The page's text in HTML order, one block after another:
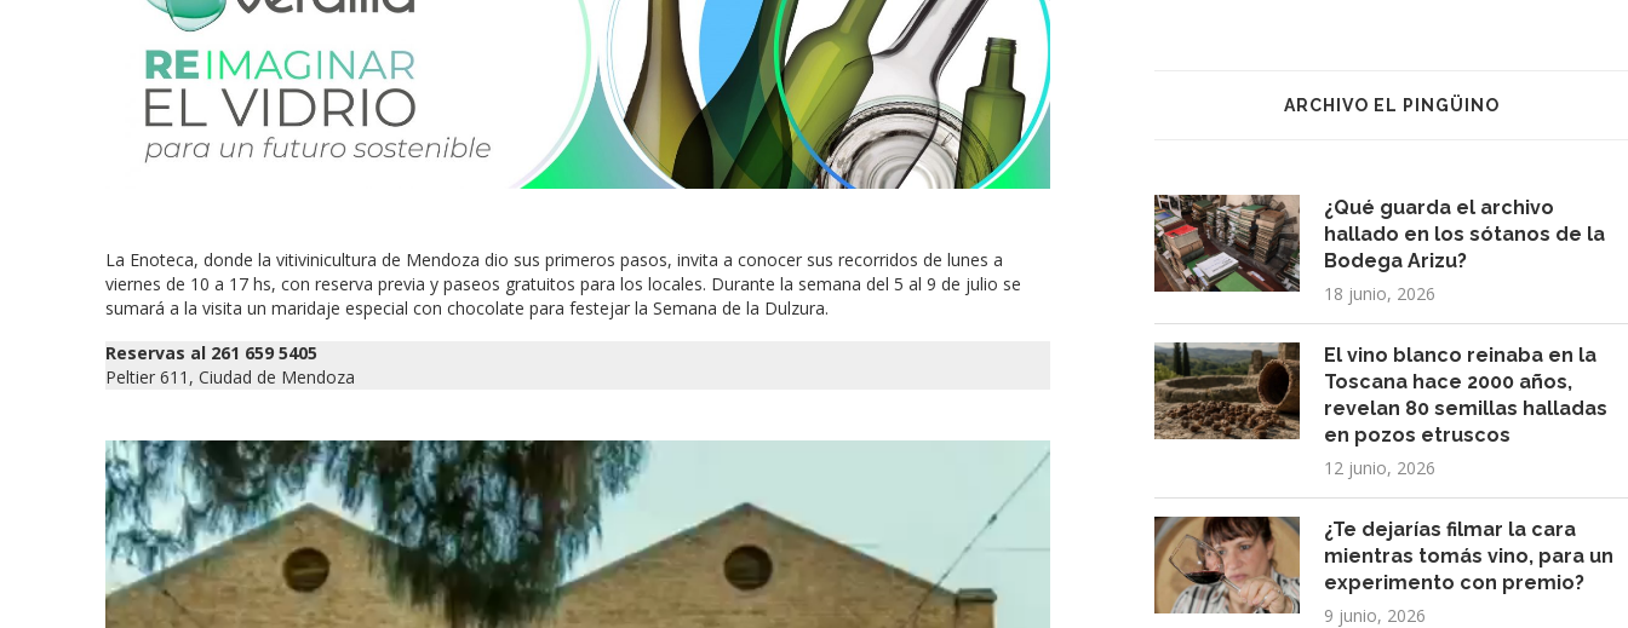
La Enoteca, donde la vitivinicultura de Mendoza dio sus primeros pasos, invita a conocer sus recorridos de lunes a
viernes de 10 a 17 hs, con reserva previa y paseos gratuitos para los locales. Durante la semana del 5 al 9 de julio se
sumará a la visita un maridaje especial con chocolate para festejar la Semana de la Dulzura.
Reservas al 261 659 5405
Peltier 611, Ciudad de Mendoza
ARCHIVO EL PINGÜINO
¿Qué guarda el archivo
hallado en los sótanos de la
Bodega Arizu?
18 junio, 2026
El vino blanco reinaba en la
Toscana hace 2000 años,
revelan 80 semillas halladas
en pozos etruscos
12 junio, 2026
¿Te dejarías filmar la cara
mientras tomás vino, para un
experimento con premio?
9 junio, 2026